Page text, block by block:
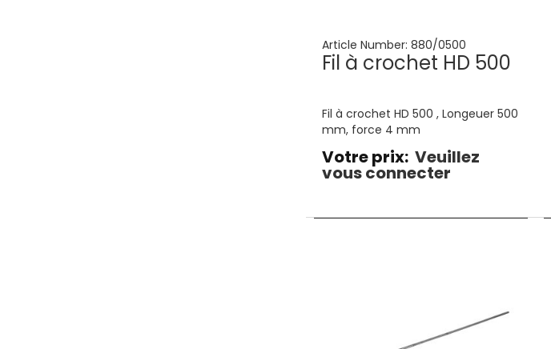
Article Number: 880/0500
Fil à crochet HD 500
Fil à crochet HD 500 , Longeuer 500
mm, force 4 mm
Votre prix: Veuillez
vous connecter